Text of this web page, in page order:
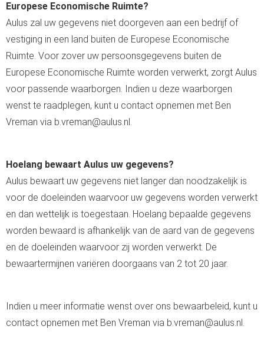
Europese Economische Ruimte?
Aulus zal uw gegevens niet doorgeven aan een bedrijf of
vestiging in een land buiten de Europese Economische
Ruimte. Voor zover uw persoonsgegevens buiten de
Europese Economische Ruimte worden verwerkt, zorgt Aulus
voor passende waarborgen. Indien u deze waarborgen
wenst te raadplegen, kunt u contact opnemen met Ben
Vreman via b.vreman@aulus.nl.
Hoelang bewaart Aulus uw gegevens?
Aulus bewaart uw gegevens niet langer dan noodzakelijk is
voor de doeleinden waarvoor uw gegevens worden verwerkt
en dan wettelijk is toegestaan. Hoelang bepaalde gegevens
worden bewaard is afhankelijk van de aard van de gegevens
en de doeleinden waarvoor zij worden verwerkt. De
bewaartermijnen variëren doorgaans van 2 tot 20 jaar.
Indien u meer informatie wenst over ons bewaarbeleid, kunt u
contact opnemen met Ben Vreman via b.vreman@aulus.nl.